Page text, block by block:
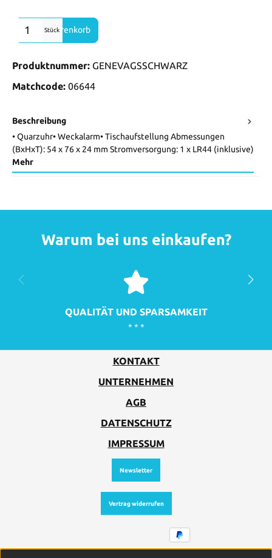
Produkt Anzahl: Gib den gewünschten Wert ein oder benutze die
Stück
In den Warenkorb
Produktnummer: GENEVAGSSCHWARZ
Matchcode: 06644
Beschreibung
• Quarzuhr• Weckalarm• Tischaufstellung Abmessungen
(BxHxT): 54 x 76 x 24 mm Stromversorgung: 1 x LR44 (inklusive)
Mehr
Warum bei uns einkaufen?
QUALITÄT UND SPARSAMKEIT
* * *
KONTAKT
UNTERNEHMEN
AGB
DATENSCHUTZ
IMPRESSUM
Newsletter
Vertrag widerrufen